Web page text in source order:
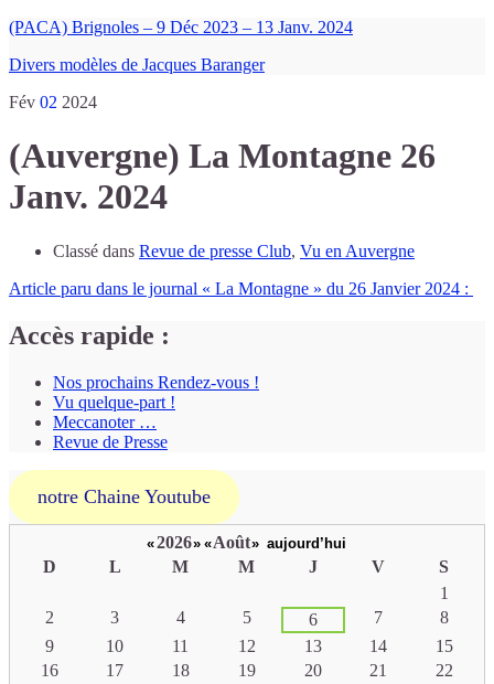
(PACA) Brignoles – 9 Déc 2023 – 13 Janv. 2024
Divers modèles de Jacques Baranger
Fév 02 2024
(Auvergne) La Montagne 26
Janv. 2024
Classé dans Revue de presse Club, Vu en Auvergne
Article paru dans le journal « La Montagne » du 26 Janvier 2024 :
Accès rapide :
Nos prochains Rendez-vous !
Vu quelque-part !
Meccanoter …
Revue de Presse
notre Chaine Youtube
calendrier
d’évènements
«2026» «Août» aujourd’hui
D L M M J V
S
1
2
3 4 5 6 7
8
9
10 11 12 13 14
15
16
17 18 19 20 21
22